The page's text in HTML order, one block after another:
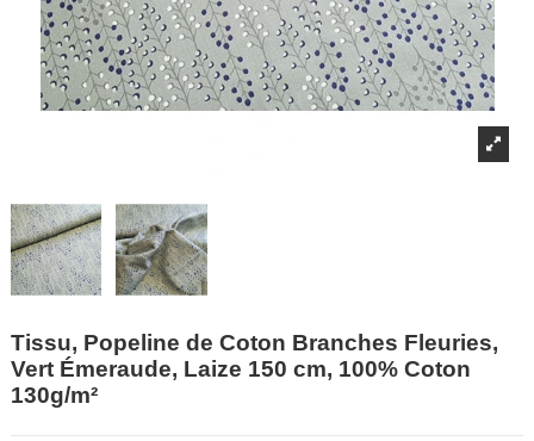
Tissu, Popeline de Coton Branches Fleuries,
Vert Émeraude, Laize 150 cm, 100% Coton
130g/m²